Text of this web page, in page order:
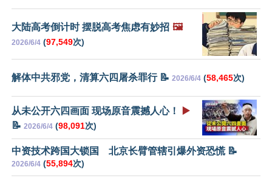
大陆高考倒计时 摆脱高考焦虑有妙招 🖼️
2026/6/4 (97,549次)
解体中共邪党，清算六四屠杀罪行 📝 2026/6/4 (58,465次)
从未公开六四画面 现场原音震撼人心！
▶️
📝 2026/6/4 (98,091次)
中资技术跨国大锁国 北京长臂管辖引爆外资恐慌 📝
2026/6/4 (55,894次)